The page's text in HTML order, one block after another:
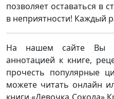
позволяет оставаться в
в неприятности! Каждый
На нашем сайте Вы
аннотацией к книге,
прочесть популярные
можете читать онлайн